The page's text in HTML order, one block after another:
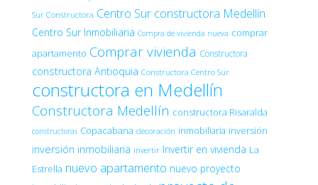
Sur Constructora Centro Sur constructora Medellín
Centro Sur Inmobiliaria Compra de vivienda nueva comprar
apartamento Comprar vivienda Constructora
constructora Antioquia Constructora Centro Sur
constructora en Medellín
Constructora Medellín constructora Risaralda
constructoras Copacabana decoración inmobiliaria inversión
inversión inmobiliaria invertir Invertir en vivienda La
Estrella nuevo apartamento nuevo proyecto